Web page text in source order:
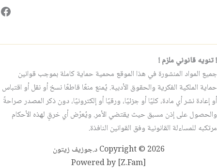
! تنويه قانوني ملزم !
جميع المواد المنشورة في هذا الموقع محمية حماية كاملة بموجب قوانين
حماية الملكية الفكرية والحقوق الأدبية. يُمنع منعًا قاطعًا نسخ أو نقل أو اقتباس
أو إعادة نشر أي مادة، كليًا أو جزئيًا، ورقيًا أو إلكترونيًا، دون ذكر المصدر صراحةً
والحصول على إذن مسبق حيث يقتضي الأمر. ويُعرّض أي خرقٍ لهذه الأحكام
مرتكبه للمساءلة القانونية وفق القوانين النافذة.
Copyright © 2026 د.جوزيف زيتون
Powered by [Z.Fam]